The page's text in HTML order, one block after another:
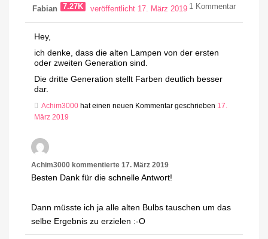
Fabian 7.27K veröffentlicht 17. März 2019 1 Kommentar
Hey,
ich denke, dass die alten Lampen von der ersten
oder zweiten Generation sind.
Die dritte Generation stellt Farben deutlich besser
dar.
Achim3000 hat einen neuen Kommentar geschrieben 17.
März 2019
Achim3000 kommentierte 17. März 2019
Besten Dank für die schnelle Antwort!
Dann müsste ich ja alle alten Bulbs tauschen um das
selbe Ergebnis zu erzielen :-O